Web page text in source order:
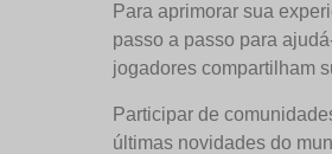
Para aprimorar sua
passo a passo para
jogadores compartilham
Participar de
últimas novidades do